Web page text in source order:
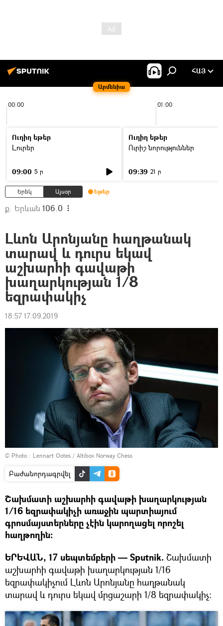
Արմենիա
ՀԱՅ
00:00 01:00
Ուղիղ եթեր
Լուրեր
09:00 5 ր
Ուղիղ եթեր
Ուրիշ նորություններ
09:39 21 ր
Երեկ Այսօր Եթեր
ք. Երևան 106.0
Լևոն Արոնյանը հաղթանակ
տարավ և դուրս եկավ
աշխարհի գավաթի
խաղարկության 1/8
եզրափակիչ
18:57 17.09.2019
© Photo : Lennart Ootes / Altibox Norway Chess
Բաժանորդագրվել
Շախմատի աշխարհի գավաթի խաղարկության
1/16 եզրափակիչի առաջին պարտիայում
գրոսմայստերները չէին կարողացել որոշել
հաղթողին:
ԵՐԵՎԱՆ, 17 սեպտեմբերի — Sputnik. Շախմատի
աշխարհի գավաթի խաղարկության 1/16
եզրափակիչում Լևոն Արոնյանը հաղթանակ
տարավ և դուրս եկավ մրցաշարի 1/8 եզրափակիչ։